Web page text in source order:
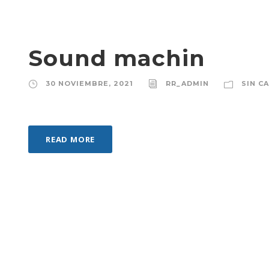
Sound machin
30 NOVIEMBRE, 2021 RR_ADMIN SIN
READ MORE